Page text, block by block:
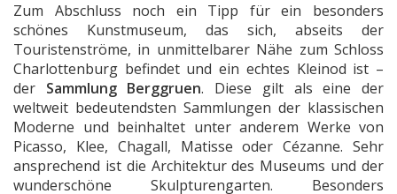
Zum Abschluss noch ein Tipp für ein besonders
schönes Kunstmuseum, das sich, abseits der
Touristenströme, in unmittelbarer Nähe zum Schloss
Charlottenburg befindet und ein echtes Kleinod ist –
der Sammlung Berggruen. Diese gilt als eine der
weltweit bedeutendsten Sammlungen der klassischen
Moderne und beinhaltet unter anderem Werke von
Picasso, Klee, Chagall, Matisse oder Cézanne. Sehr
ansprechend ist die Architektur des Museums und der
wunderschöne Skulpturengarten. Besonders